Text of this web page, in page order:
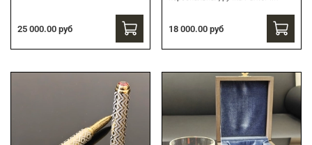
25 000.00 руб 18 000.00 руб